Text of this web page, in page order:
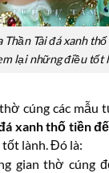
Thần Tài đá xanh
lại những điều tốt
cúng các mẫu
xanh thố tiền
lành. Đó là:
gian thờ cúng